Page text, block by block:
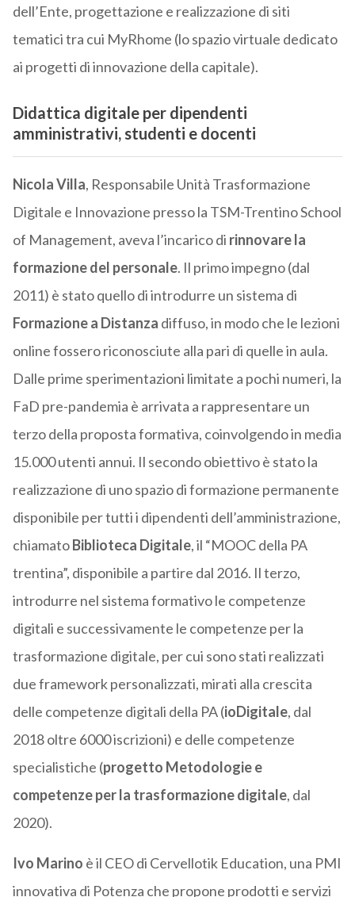
dell’Ente, progettazione e realizzazione di siti
tematici tra cui MyRhome (lo spazio virtuale dedicato
ai progetti di innovazione della capitale).
Didattica digitale per dipendenti
amministrativi, studenti e docenti
Nicola Villa, Responsabile Unità Trasformazione
Digitale e Innovazione presso la TSM-Trentino School
of Management, aveva l’incarico di rinnovare la
formazione del personale. Il primo impegno (dal
2011) è stato quello di introdurre un sistema di
Formazione a Distanza diffuso, in modo che le lezioni
online fossero riconosciute alla pari di quelle in aula.
Dalle prime sperimentazioni limitate a pochi numeri, la
FaD pre-pandemia è arrivata a rappresentare un
terzo della proposta formativa, coinvolgendo in media
15.000 utenti annui. Il secondo obiettivo è stato la
realizzazione di uno spazio di formazione permanente
disponibile per tutti i dipendenti dell’amministrazione,
chiamatoBiblioteca Digitale, il “MOOC della PA
trentina”, disponibile a partire dal 2016. Il terzo,
introdurre nel sistema formativo le competenze
digitali e successivamente le competenze per la
trasformazione digitale, per cui sono stati realizzati
due framework personalizzati, mirati alla crescita
delle competenze digitali della PA (ioDigitale, dal
2018 oltre 6000 iscrizioni) e delle competenze
specialistiche (progetto Metodologie e
competenze per la trasformazione digitale, dal
2020).
Ivo Marino è il CEO di Cervellotik Education, una PMI
innovativa di Potenza che propone prodotti e servizi